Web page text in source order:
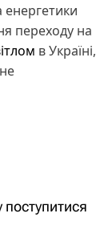
енергетики
переходу на
в Україні,